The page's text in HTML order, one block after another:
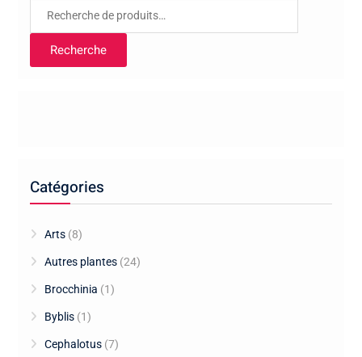
Recherche
Recherche
Catégories
Arts (8)
Autres plantes (24)
Brocchinia (1)
Byblis (1)
Cephalotus (7)